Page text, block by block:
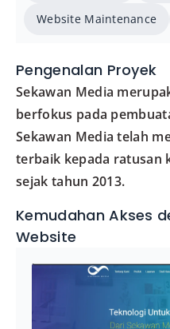
Website Maintenance
Pengenalan Proyek
Sekawan Media
berfokus pada
Sekawan Media telah
terbaik kepada ratusan
sejak tahun 2013.
Kemudahan Akses
Website